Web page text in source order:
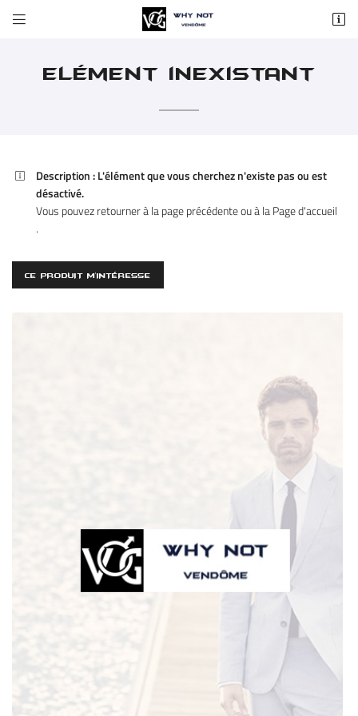

ACCUEIL

Une
02 54 72 59 84
En cochant cette case, vous consentez à recevoir nos propositions commerciales à
l'adresse email indiqué ci-dessus. Vous pouvez vous désinscrire à tout moment en
Elément inexistant
 Description :L'élément que vous cherchez n'existe pas ou est
désactivé.
Vous pouvezretourner à la page précédenteou à laPage d'accueil
.
CE PRODUIT M'INTÉRESSE